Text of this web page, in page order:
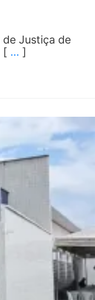
Justiça de
[ … ]